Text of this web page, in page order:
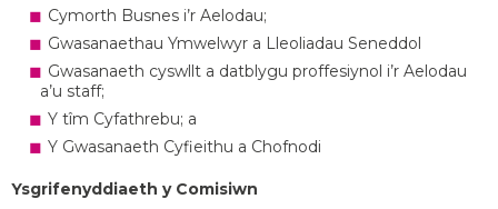
Cymorth Busnes i’r Aelodau;
Gwasanaethau Ymwelwyr a Lleoliadau Seneddol
Gwasanaeth cyswllt a datblygu proffesiynol i’r Aelodau
a’u staff;
Y tîm Cyfathrebu; a
Y Gwasanaeth Cyfieithu a Chofnodi
Ysgrifenyddiaeth y Comisiwn